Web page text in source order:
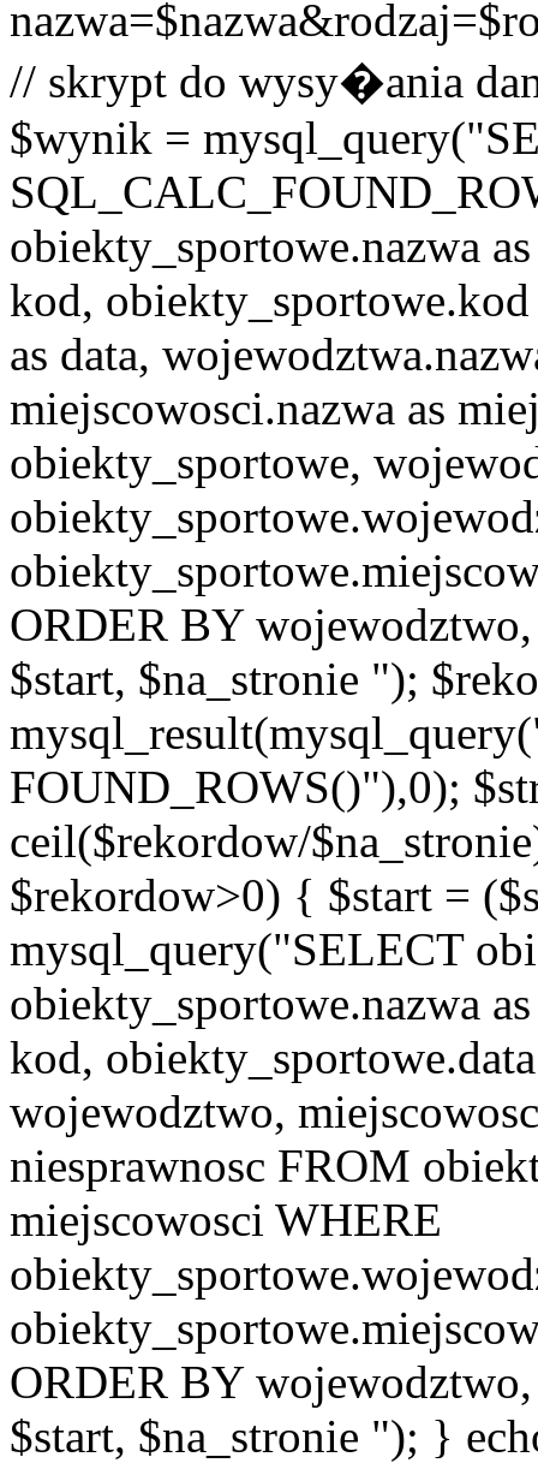
// skrypt do wysy�ania
$wynik =
obiekty_sportowe.nazwa
kod,
as data,
miejscowosci.nazwa as
obiekty_sportowe,
ORDER BY
$start, $na_stronie ");
FOUND_ROWS()"),0);
ceil($rekordow/
$rekordow>0) { $start =
mysql_query("SELECT
obiekty_sportowe.nazwa
kod,
wojewodztwo,
niesprawnosc FROM
miejscowosci WHERE
ORDER BY
$start, $na_stronie "); }